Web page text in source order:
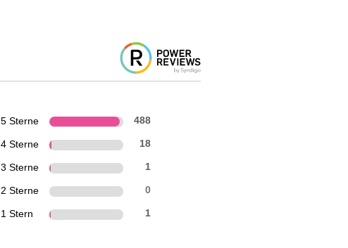
5 Sterne 488
4 Sterne 18
3 Sterne 1
2 Sterne 0
1 Stern 1